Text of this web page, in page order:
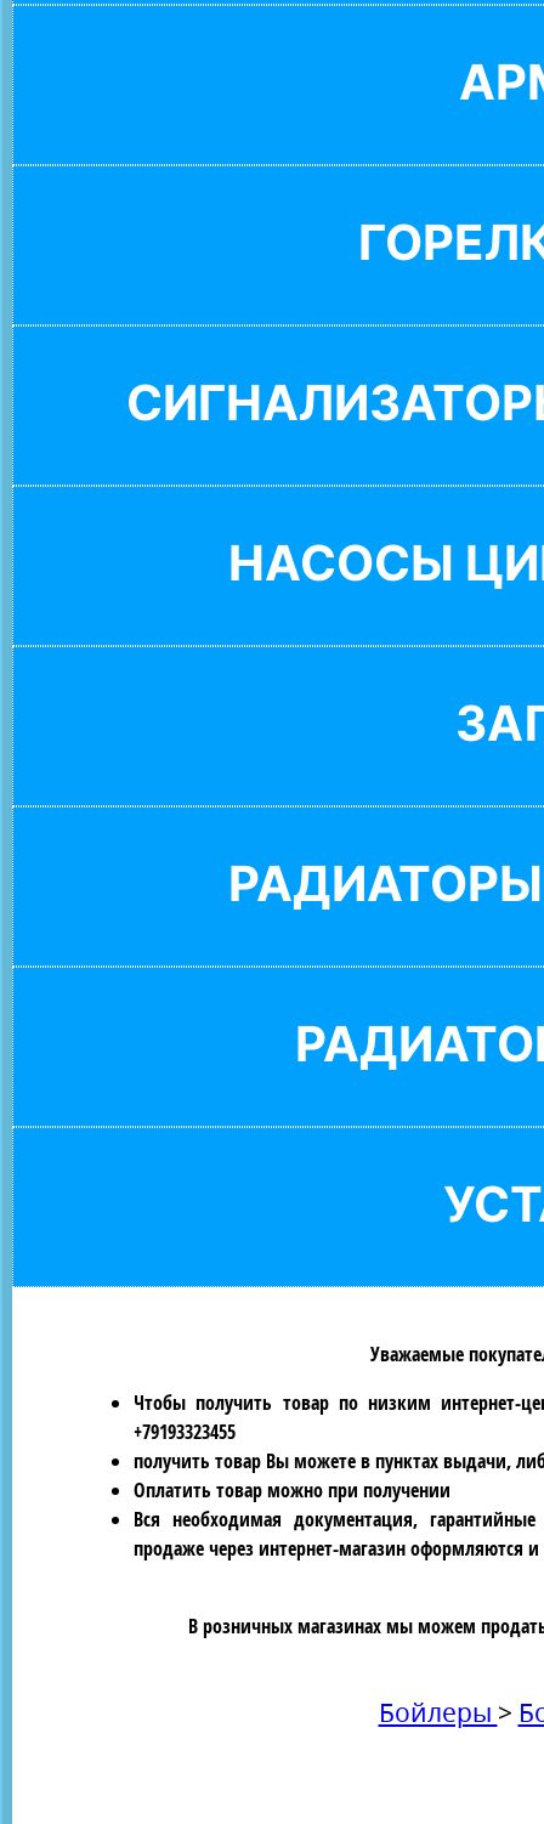
НАСОСЫ
Уважаемые
Чтобы получить товар по низким интернет-
+79193323455
получить товар Вы можете в пунктах выдачи,
Оплатить товар можно при получении
Вся необходимая документация,
продаже через интернет-магазин оформляются
В розничных магазинах мы можем
Бойлеры >